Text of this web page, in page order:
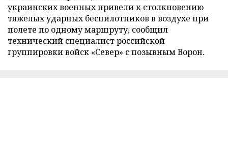
украинских военных привели к столкновению
тяжелых ударных беспилотников в воздухе при
полете по одному маршруту, сообщил
технический специалист российской
группировки войск «Север» с позывным Ворон.